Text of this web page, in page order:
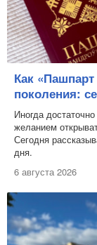
Как
поколения:
Иногда
желанием
Сегодня
дня.
6 августа 2026